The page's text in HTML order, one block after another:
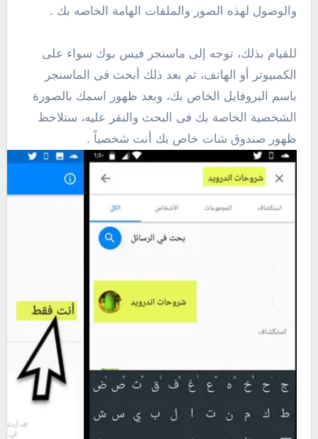
والوصول لهذه الصور والملفات الهامة الخاصه بك .
للقيام بذلك، توجه إلى ماسنجر فيس بوك سواء على
الكمبيوتر أو الهاتف، ثم بعد ذلك أبحث فى الماسنجر
باسم البروفايل الخاص بك، وبعد ظهور اسمك بالصورة
الشخصية الخاصة بك فى البحث والنقر عليه، ستلاحظ
ظهور صندوق شات خاص بك أنت شخصياً .